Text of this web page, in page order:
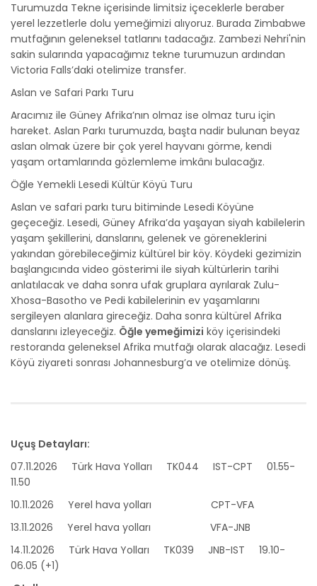
Turumuzda Tekne içerisinde limitsiz içeceklerle beraber
yerel lezzetlerle dolu yemeğimizi alıyoruz. Burada Zimbabwe
mutfağının geleneksel tatlarını tadacağız. Zambezi Nehri'nin
sakin sularında yapacağımız tekne turumuzun ardından
Victoria Falls’daki otelimize transfer.
Aslan ve Safari Parkı Turu
Aracımız ile Güney Afrika’nın olmaz ise olmaz turu için
hareket. Aslan Parkı turumuzda, başta nadir bulunan beyaz
aslan olmak üzere bir çok yerel hayvanı görme, kendi
yaşam ortamlarında gözlemleme imkânı bulacağız.
Öğle Yemekli Lesedi Kültür Köyü Turu
Aslan ve safari parkı turu bitiminde Lesedi Köyüne
geçeceğiz. Lesedi, Güney Afrika’da yaşayan siyah kabilelerin
yaşam şekillerini, danslarını, gelenek ve göreneklerini
yakından görebileceğimiz kültürel bir köy. Köydeki gezimizin
başlangıcında video gösterimi ile siyah kültürlerin tarihi
anlatılacak ve daha sonra ufak gruplara ayrılarak Zulu-
Xhosa-Basotho ve Pedi kabilelerinin ev yaşamlarını
sergileyen alanlara gireceğiz. Daha sonra kültürel Afrika
danslarını izleyeceğiz. Öğle yemeğimizi köy içerisindeki
restoranda geleneksel Afrika mutfağı olarak alacağız. Lesedi
Köyü ziyareti sonrası Johannesburg’a ve otelimize dönüş.
Uçuş Detayları:
07.11.2026 Türk Hava Yolları TK044 IST-CPT 01.55-
11.50
10.11.2026 Yerel hava yolları CPT-VFA
13.11.2026 Yerel hava yolları VFA-JNB
14.11.2026 Türk Hava Yolları TK039 JNB-IST 19.10-
06.05 (+1)